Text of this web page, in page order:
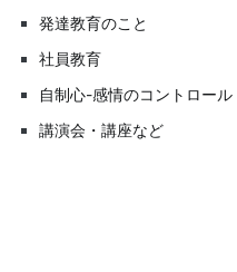
発達教育のこと
社員教育
自制心-感情のコントロール
講演会・講座など